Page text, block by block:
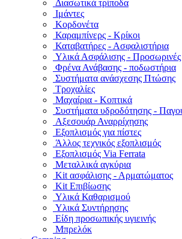
Διασωτικά τρίποδα
Ιμάντες
Κορδονέτα
Καραμπίνερς - Κρίκοι
Καταβατήρες - Ασφαλιστήρια
Υλικά Ασφάλισης -
Φρένα Ανάβασης - ποδωστήρια
Συστήματα ανάσχεσης Πτώσης
Τροχαλίες
Μαχαίρια - Κοπτικά
Συστήματα υδροδότησης -
Αξεσουάρ Αναρρίχησης
Εξοπλισμός για πίστες
Άλλος τεχνικός εξοπλισμός
Εξοπλισμός Via Ferrata
Μεταλλικά αγκύρια
Kit ασφάλισης - Αρματώματος
Kit Επιβίωσης
Υλικά Καθαρισμού
Υλικά Συντήρησης
Είδη προσωπικής υγιεινής
Μπρελόκ